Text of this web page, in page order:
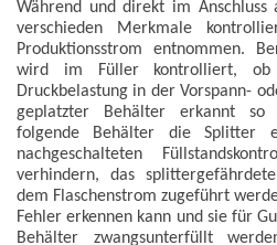
Während und direkt im Anschluss
verschieden Merkmale
Produktionsstrom entnommen.
wird im Füller kontrolliert, ob
Druckbelastung in der Vorspann-
geplatzter Behälter erkannt so
folgende Behälter die Splitter
nachgeschalteten
verhindern, das
dem Flaschenstrom zugeführt
Fehler erkennen kann und sie für
Behälter zwangsunterfüllt